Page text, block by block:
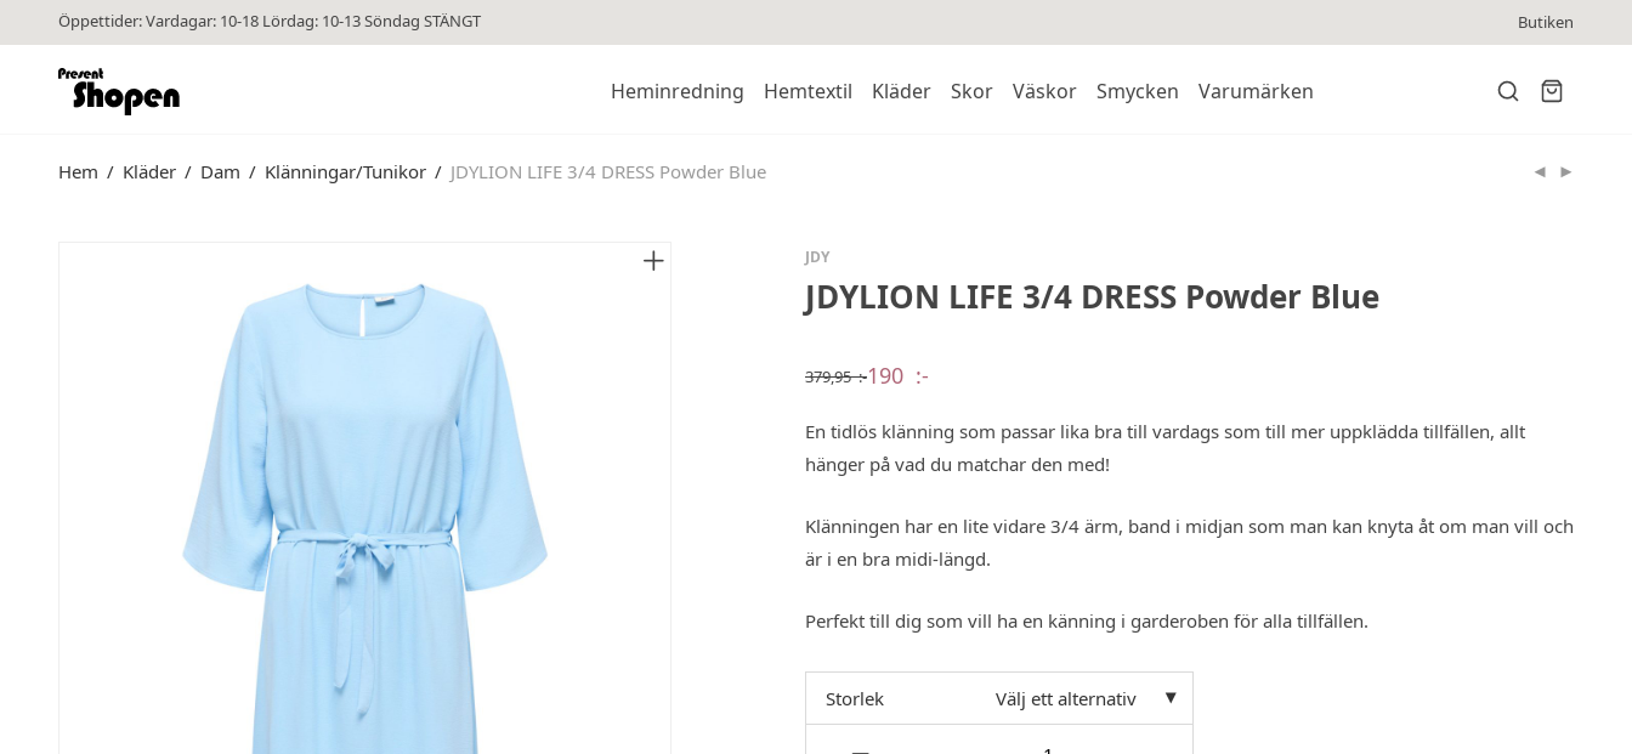
Öppettider: Vardagar: 10-18 Lördag: 10-13 Söndag STÄNGT Butiken
Heminredning Hemtextil Kläder Skor Väskor Smycken Varumärken
Hem / Kläder / Dam / Klänningar/Tunikor / JDYLION LIFE 3/4 DRESS Powder Blue
JDY
JDYLION LIFE 3/4 DRESS Powder Blue
379,95:-
Det
var:
379,95 :-.
190 :-
Det
är:
190 :-.
En tidlös klänning som passar lika bra till vardags som till mer uppklädda tillfällen, allt
hänger på vad du matchar den med!
Klänningen har en lite vidare 3/4 ärm, band i midjan som man kan knyta åt om man vill och
är i en bra midi-längd.
Perfekt till dig som vill ha en känning i garderoben för alla tillfällen.
Storlek Välj ett alternativ